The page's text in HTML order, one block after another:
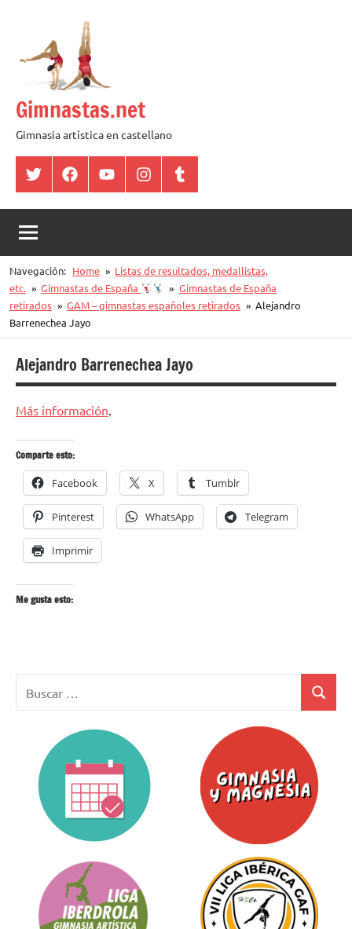
contenido
Gimnastas.net
Gimnasia artística en castellano
TwitterFacebookYouTubeInstagramTumblr
Navegación: Home
Listas de resultados, medallistas,
etc.
Gimnastas de España
Gimnastas de España
retirados
GAM – gimnastas españoles retirados
Alejandro
Barrenechea Jayo
Alejandro Barrenechea Jayo
Más información.
Comparte esto:
Facebook X Tumblr
Pinterest WhatsApp Telegram
Imprimir
Me gusta esto:
Buscar